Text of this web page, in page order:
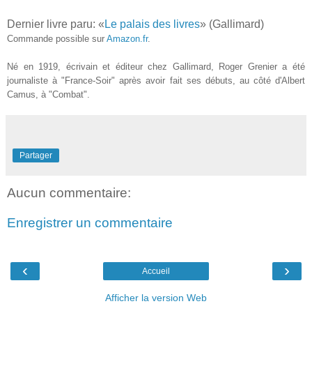
Dernier livre paru: « Le palais des livres» (Gallimard)
Commande possible sur Amazon.fr.
Né en 1919, écrivain et éditeur chez Gallimard, Roger Grenier a été
journaliste à "France-Soir" après avoir fait ses débuts, au côté d'Albert
Camus, à "Combat".
Partager
Aucun commentaire:
Enregistrer un commentaire
‹ ›
Accueil
Afficher la version Web